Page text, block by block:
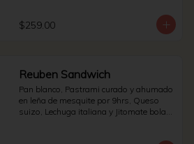
$259.00
Reuben Sandwich
Pan blanco, Pastrami curado y ahumado
en leña de mesquite por 9hrs, Queso
suizo, Lechuga italiana y Jitomate bola. *